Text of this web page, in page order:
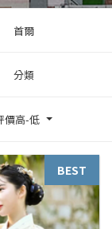
首爾
分類
價高-低
BEST